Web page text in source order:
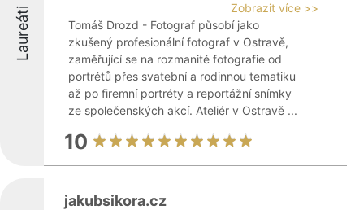
Laureáti
Zobrazit více >>
Tomáš Drozd - Fotograf působí jako
zkušený profesionální fotograf v Ostravě,
zaměřující se na rozmanité fotografie od
portrétů přes svatební a rodinnou tematiku
až po firemní portréty a reportážní snímky
ze společenských akcí. Ateliér v Ostravě ...
10
jakubsikora.cz